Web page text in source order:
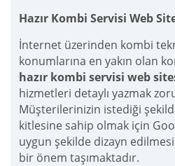
Hazır Kombi Servisi Web
İnternet üzerinden kombi
konumlarına en yakın olan
hazır kombi servisi web
hizmetleri detaylı yazmak
Müşterilerinizin istediği
kitlesine sahip olmak için
uygun şekilde dizayn
bir önem taşımaktadır.